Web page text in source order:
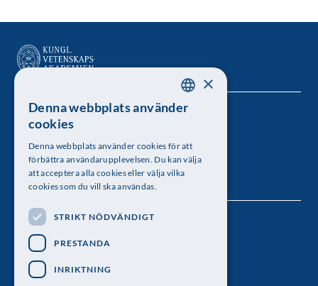
Kungl. Vetenskapsakademien
Besöksadress: Lilla Frescativägen 4A
Telefon: 08-673 95 00
Följ oss
SWEDISH
×
Denna webbplats använder
cookies
Denna webbplats använder cookies för att
förbättra användarupplevelsen. Du kan välja
att acceptera alla cookies eller välja vilka
cookies som du vill ska användas.
STRIKT NÖDVÄNDIGT
PRESTANDA
INRIKTNING